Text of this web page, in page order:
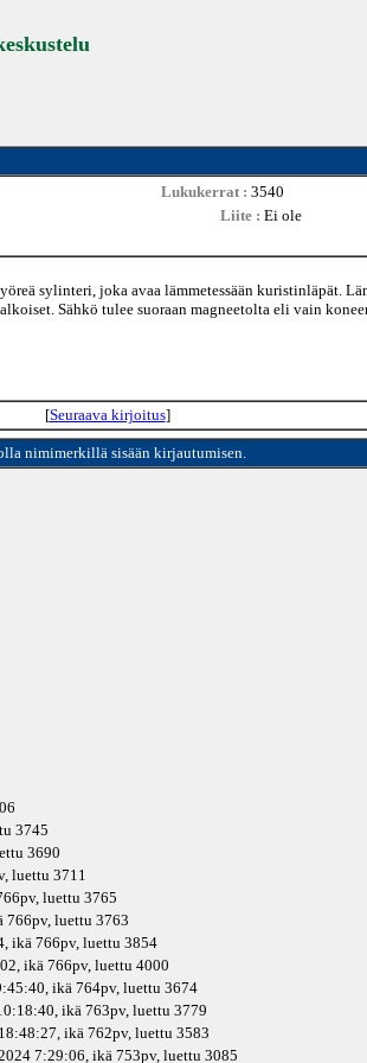
Lukukerrat : 3540
Liite : Ei ole
sylinteri, joka avaa lämmetessään kuristinläpät.
Sähkö tulee suoraan magneetolta eli vain
[Seuraava kirjoitus]
nimimerkillä sisään kirjautumisen.
3745
3690
, luettu 3711
, luettu 3765
766pv, luettu 3763
ikä 766pv, luettu 3854
ikä 766pv, luettu 4000
ikä 764pv, luettu 3674
ikä 763pv, luettu 3779
ikä 762pv, luettu 3583
7:29:06, ikä753pv, luettu 3085